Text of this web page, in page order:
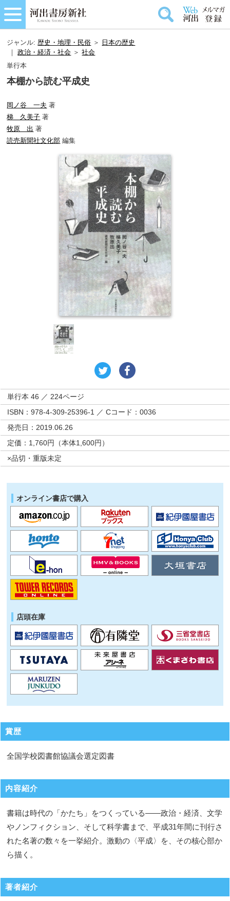
ジャンル:歴史・地理・民俗 ＞
日本の歴史
｜政治・経済・社会 ＞社会
単行本
本棚から読む平成史
岡ノ谷 一夫 著
梯 久美子 著
牧原 出 著
読売新聞社文化部 編集
単行本 46 ／ 224ページ
ISBN：978-4-309-25396-1 ／ Cコード：0036
発売日：2019.06.26
定価：1,760円（本体1,600円）
×品切・重版未定
オンライン書店で購入
店頭在庫
賞歴
全国学校図書館協議会選定図書
内容紹介
書籍は時代の「かたち」をつくっている――政治・経済、文学
やノンフィクション、そして科学書まで、平成31年間に刊行さ
れた名著の数々を一挙紹介。激動の〈平成〉を、その核心部か
ら描く。
著者紹介